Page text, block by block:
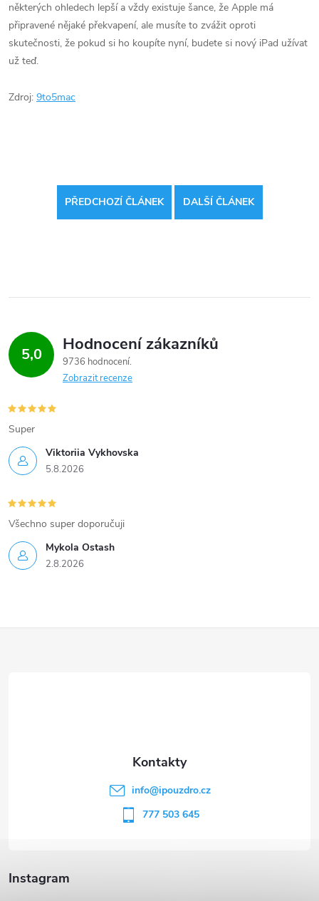
některých ohledech lepší a vždy existuje šance, že Apple má
připravené nějaké překvapení, ale musíte to zvážit oproti
skutečnosti, že pokud si ho koupíte nyní, budete si nový iPad užívat
už teď.
Zdroj: 9to5mac
PŘEDCHOZÍ ČLÁNEK DALŠÍ ČLÁNEK
5,0 Hodnocení zákazníků
9736 hodnocení
Zobrazit recenze
Viktoriia Vykhovska
5.8.2026
Super
Mykola Ostash
2.8.2026
Všechno super doporučuji
Instagram
info@ipouzdro.cz
777 503 645